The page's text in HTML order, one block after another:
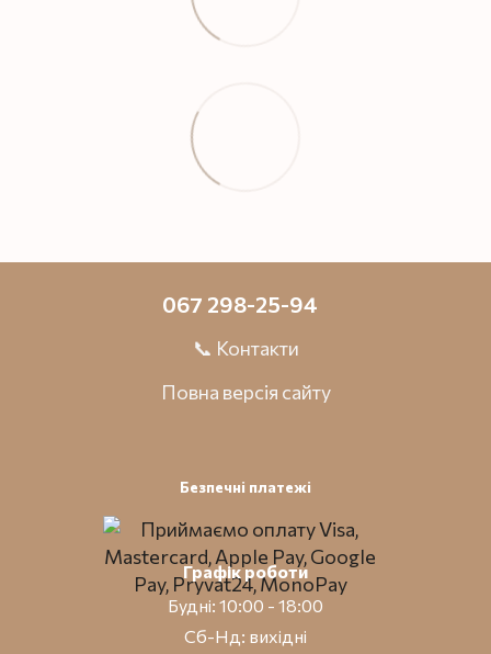
067 298-25-94
📞 Контакти
Повна версія сайту
Безпечні платежі
Графік роботи
Будні: 10:00 - 18:00
Сб-Нд: вихідні